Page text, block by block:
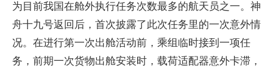
为目前我国在舱外执行任务次数最多的航天员之一。神
舟十九号返回后，首次披露了此次任务里的一次意外情
况。在进行第一次出舱活动前，乘组临时接到一项任
务，前期一次货物出舱安装时，载荷适配器意外卡滞，